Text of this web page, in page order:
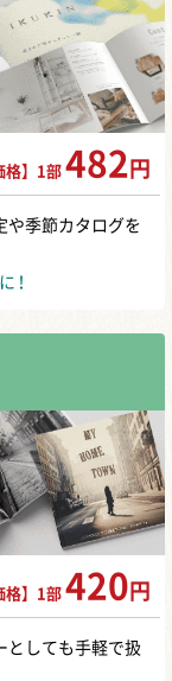
格】1部 482 円
や季節カタログを
！
格】1部 420 円
としても手軽で扱